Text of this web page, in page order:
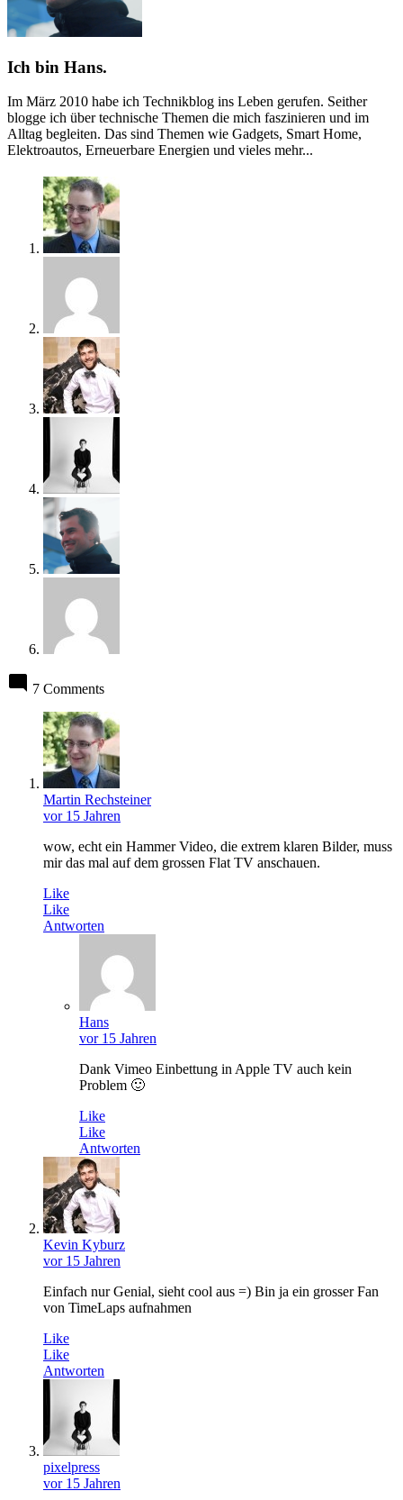
Ich bin Hans.
Im März 2010 habe ich Technikblog ins Leben gerufen. Seither
blogge ich über technische Themen die mich faszinieren und im
Alltag begleiten. Das sind Themen wie Gadgets, Smart Home,
Elektroautos, Erneuerbare Energien und vieles mehr...
7 Comments
Martin Rechsteiner
vor 15 Jahren
wow, echt ein Hammer Video, die extrem klaren Bilder, muss
mir das mal auf dem grossen Flat TV anschauen.
Like
Like
Antworten
Hans
vor 15 Jahren
Dank Vimeo Einbettung in Apple TV auch kein
Problem 🙂
Like
Like
Antworten
Kevin Kyburz
vor 15 Jahren
Einfach nur Genial, sieht cool aus =) Bin ja ein grosser Fan
von TimeLaps aufnahmen
Like
Like
Antworten
pixelpress
vor 15 Jahren